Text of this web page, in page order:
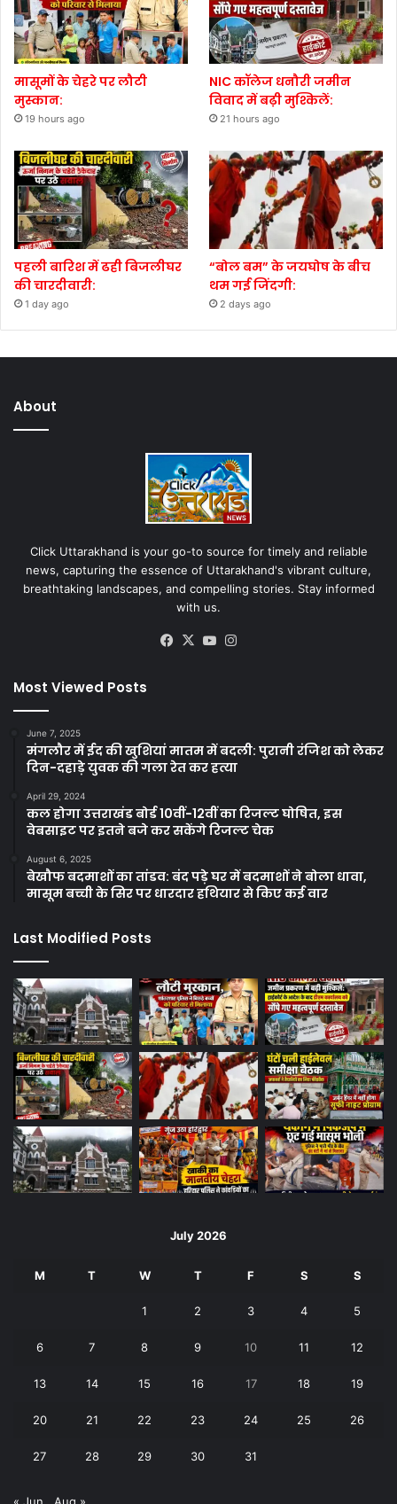
मासूमों के चेहरे पर लौटी
मुस्कान:
19 hours ago
NIC कॉलेज धनौरी जमीन
विवाद में बढ़ी मुश्किलें:
21 hours ago
पहली बारिश में ढही बिजलीघर
की चारदीवारी:
1 day ago
“बोल बम” के जयघोष के बीच
थम गई जिंदगी:
2 days ago
About
Click Uttarakhand is your go-to source for timely and reliable
news, capturing the essence of Uttarakhand's vibrant culture,
breathtaking landscapes, and compelling stories. Stay informed
with us.
Facebook
X YouTube
Most Viewed Posts
June 7, 2025
मंगलौर में ईद की खुशियां मातम में बदली: पुरानी रंजिश को लेकर
दिन-दहाड़े युवक की गला रेत कर हत्या
April 29, 2024
कल होगा उत्तराखंड बोर्ड 10वीं-12वीं का रिजल्ट घोषित, इस
वेबसाइट पर इतने बजे कर सकेंगे रिजल्ट चेक
August 6, 2025
बेखौफ बदमाशों का तांडव: बंद पड़े घर में बदमाशों ने बोला धावा,
मासूम बच्ची के सिर पर धारदार हथियार से किए कई वार
Last Modified Posts
July 2026
M T W T F S S
1 2 3 4 5
6 7 8 9 10 11 12
13 14 15 16 17 18 19
20 21 22 23 24 25 26
27 28 29 30 31
« Jun Aug »